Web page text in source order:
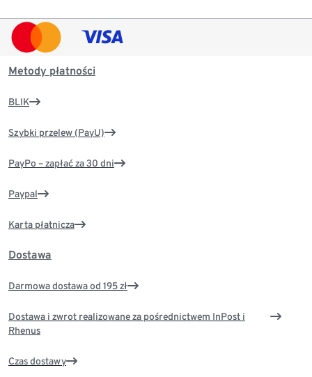
Metody płatności
BLIK
Szybki przelew (PayU)
PayPo – zapłać za 30 dni
Paypal
Karta płatnicza
Dostawa
Darmowa dostawa od 195 zł
Dostawa i zwrot realizowane za pośrednictwem InPost i
Rhenus
Czas dostawy